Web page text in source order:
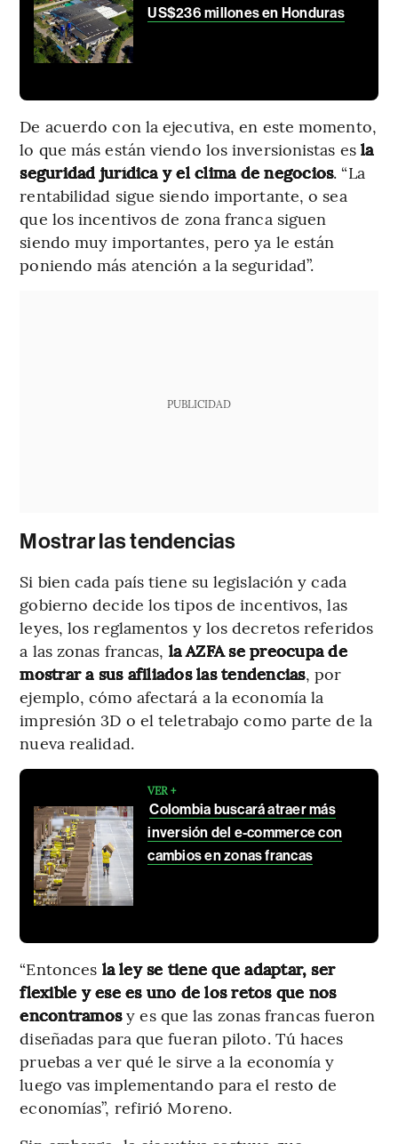
US$236 millones en Honduras
De acuerdo con la ejecutiva, en este momento,
lo que más están viendo los inversionistas es la
seguridad jurídica y el clima de negocios. “La
rentabilidad sigue siendo importante, o sea
que los incentivos de zona franca siguen
siendo muy importantes, pero ya le están
poniendo más atención a la seguridad”.
PUBLICIDAD
Mostrar las tendencias
Si bien cada país tiene su legislación y cada
gobierno decide los tipos de incentivos, las
leyes, los reglamentos y los decretos referidos
a las zonas francas, la AZFA se preocupa de
mostrar a sus afiliados las tendencias, por
ejemplo, cómo afectará a la economía la
impresión 3D o el teletrabajo como parte de la
nueva realidad.
VER +
Colombia buscará atraer más
inversión del e-commerce con
cambios en zonas francas
“Entonces la ley se tiene que adaptar, ser
flexible y ese es uno de los retos que nos
encontramosy es que las zonas francas fueron
diseñadas para que fueran piloto. Tú haces
pruebas a ver qué le sirve a la economía y
luego vas implementando para el resto de
economías”, refirió Moreno.